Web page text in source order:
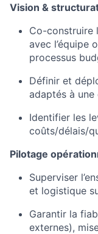
Vision &
Co-construire
avec l’équipe
processus
Définir et
adaptés à une
Identifier les
coûts/délais/
Pilotage
Superviser
et logistique
Garantir la
externes),